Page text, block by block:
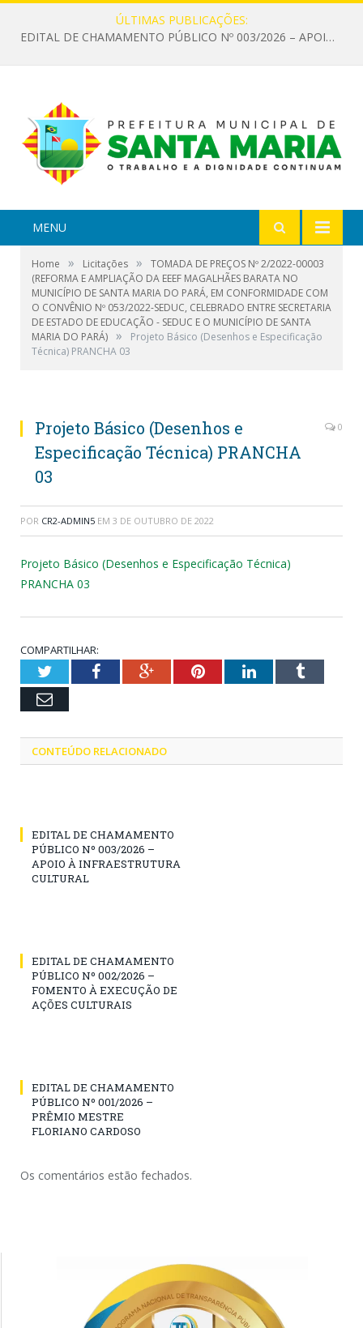
ÚLTIMAS PUBLICAÇÕES:
EDITAL DE CHAMAMENTO PÚBLICO Nº 003/2026 – APOIO À INFRAESTRUTURA CULTURAL
MENU
Home » Licitações »
TOMADA DE PREÇOS Nº 2/2022-00003
(REFORMA E AMPLIAÇÃO DA EEEF MAGALHÃES BARATA NO
MUNICÍPIO DE SANTA MARIA DO PARÁ, EM CONFORMIDADE COM
O CONVÊNIO Nº 053/2022-SEDUC, CELEBRADO ENTRE SECRETARIA
DE ESTADO DE EDUCAÇÃO - SEDUC E O MUNICÍPIO DE SANTA
MARIA DO PARÁ) »
Projeto Básico (Desenhos e Especificação
Técnica) PRANCHA 03
Projeto Básico (Desenhos e
Especificação Técnica) PRANCHA
03
0
POR CR2-ADMIN5 EM 3 DE OUTUBRO DE 2022
Projeto Básico (Desenhos e Especificação Técnica)
PRANCHA 03
COMPARTILHAR:
TwitterFacebookGoogle+PinterestLinkedInTumblr
Email
CONTEÚDO RELACIONADO
EDITAL DE CHAMAMENTO
PÚBLICO Nº 003/2026 –
APOIO À INFRAESTRUTURA
CULTURAL
EDITAL DE CHAMAMENTO
PÚBLICO Nº 002/2026 –
FOMENTO À EXECUÇÃO DE
AÇÕES CULTURAIS
EDITAL DE CHAMAMENTO
PÚBLICO Nº 001/2026 –
PRÊMIO MESTRE
FLORIANO CARDOSO
Os comentários estão fechados.